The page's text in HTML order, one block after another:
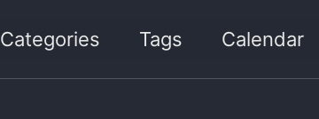
Categories Tags Calendar